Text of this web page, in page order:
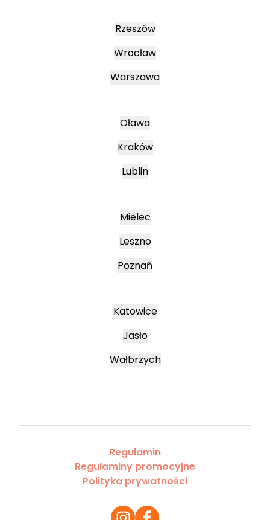
Rzeszów
Wrocław
Warszawa
Oława
Kraków
Lublin
Mielec
Leszno
Poznań
Katowice
Jasło
Wałbrzych
Regulamin
Regulaminy promocyjne
Polityka prywatności